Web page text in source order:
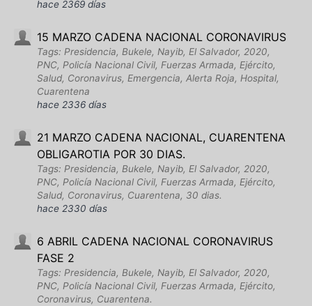
hace 2369 días
15 MARZO CADENA NACIONAL CORONAVIRUS
Tags: Presidencia, Bukele, Nayib, El Salvador, 2020,
PNC, Policía Nacional Civil, Fuerzas Armada, Ejército,
Salud, Coronavirus, Emergencia, Alerta Roja, Hospital,
Cuarentena
hace 2336 días
21 MARZO CADENA NACIONAL, CUARENTENA
OBLIGAROTIA POR 30 DIAS.
Tags: Presidencia, Bukele, Nayib, El Salvador, 2020,
PNC, Policía Nacional Civil, Fuerzas Armada, Ejército,
Salud, Coronavirus, Cuarentena, 30 dias.
hace 2330 días
6 ABRIL CADENA NACIONAL CORONAVIRUS
FASE 2
Tags: Presidencia, Bukele, Nayib, El Salvador, 2020,
PNC, Policía Nacional Civil, Fuerzas Armada, Ejército,
Coronavirus, Cuarentena.